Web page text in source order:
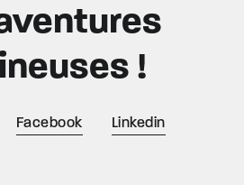
!
Facebook Linkedin